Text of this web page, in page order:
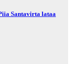
Santavirta lataa